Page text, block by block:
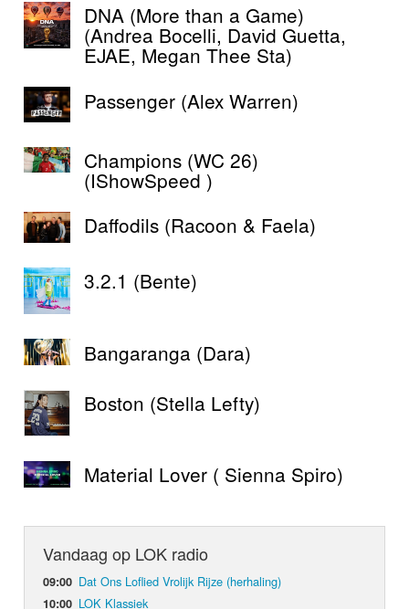
DNA (More than a Game)
(Andrea Bocelli, David Guetta,
EJAE, Megan Thee Sta)
Passenger (Alex Warren)
Champions (WC 26)
(IShowSpeed )
Daffodils (Racoon & Faela)
3.2.1 (Bente)
Bangaranga (Dara)
Boston (Stella Lefty)
Material Lover ( Sienna Spiro)
Vandaag op LOK radio
09:00 Dat Ons Loflied Vrolijk Rijze (herhaling)
10:00 LOK Klassiek